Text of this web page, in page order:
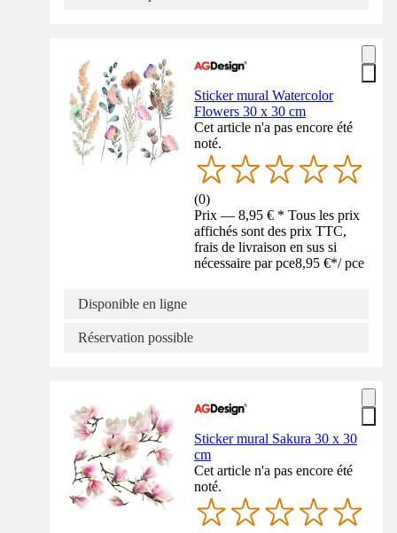
Sticker mural Watercolor
Flowers 30 x 30 cm
Cet article n'a pas encore été
noté.
(0)
Prix — 8,95 € * Tous les prix
affichés sont des prix TTC,
frais de livraison en sus si
nécessaire par pce8,95 €*/ pce
Disponible en ligne
Réservation possible
Sticker mural Sakura 30 x 30
cm
Cet article n'a pas encore été
noté.